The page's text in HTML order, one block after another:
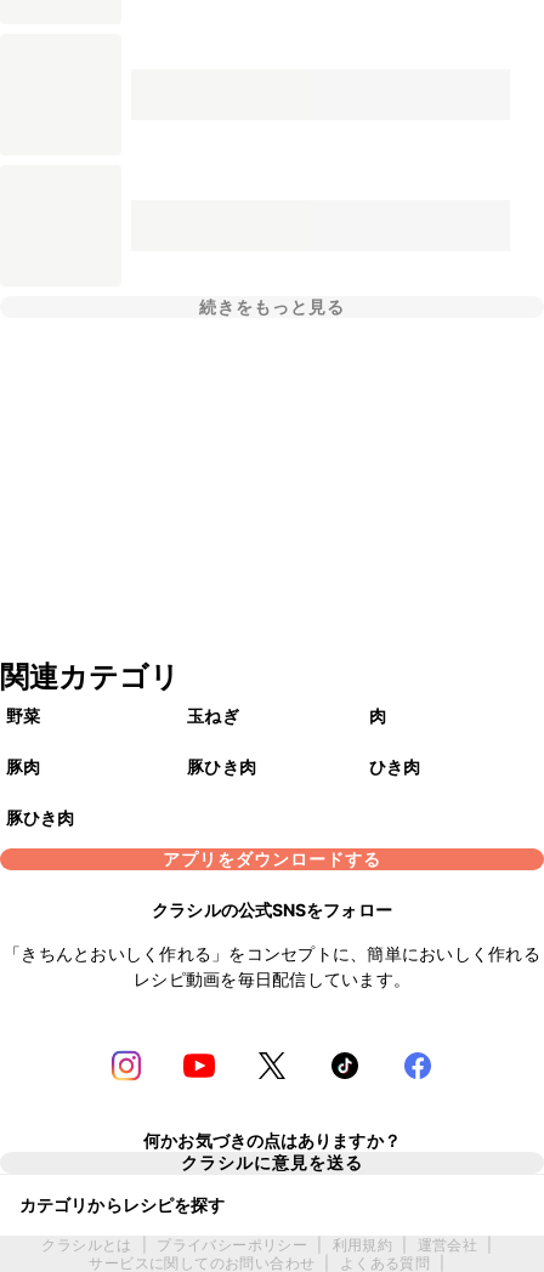
続きをもっと見る
関連カテゴリ
野菜 玉ねぎ 肉
豚肉 豚ひき肉 ひき肉
豚ひき肉
アプリをダウンロードする
クラシルの公式SNSをフォロー
「きちんとおいしく作れる」をコンセプトに、簡単においしく作れる
レシピ動画を毎日配信しています。
何かお気づきの点はありますか？
クラシルに意見を送る
カテゴリからレシピを探す
クラシルとは プライバシーポリシー 利用規約 運営会社
サービスに関してのお問い合わせ
よくある質問